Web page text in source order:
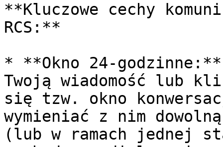
**Kluczowe cechy
RCS:**
* **Okno 24-
Twoją wiadomość lub
się tzw. okno
wymieniać z nim
(lub w ramach jednej